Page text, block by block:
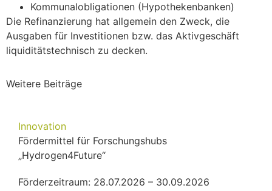
Kommunalobligationen (Hypothekenbanken)
Die Refinanzierung hat allgemein den Zweck, die
Ausgaben für Investitionen bzw. das Aktivgeschäft
liquiditätstechnisch zu decken.
Weitere Beiträge
Innovation
Fördermittel für Forschungshubs
„Hydrogen4Future“
Förderzeitraum: 28.07.2026 – 30.09.2026